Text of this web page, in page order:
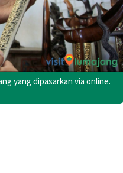
yang dipasarkan via online.